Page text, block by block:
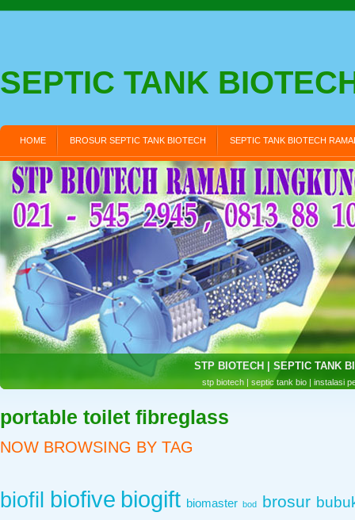
SEPTIC TANK
HOME BROSUR SEPTIC TANK BIOTECH SEPTIC TANK BIOTECH
IPAL BIOTECH | INSTALASI
ipal biotech adalah instalasi pengolahan air limbah yang berasal dari
portable toilet fibreglass
NOW BROWSING BY TAG
biofil biofive biogift biomaster bod brosur